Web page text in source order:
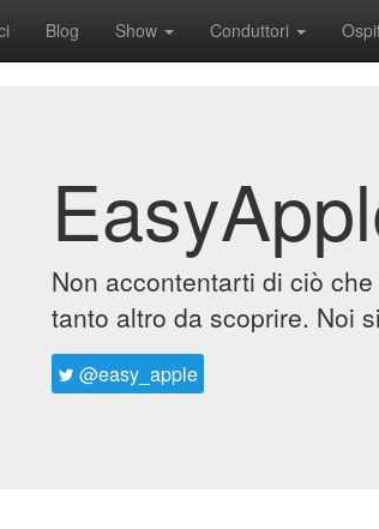
Blog Show Conduttori
Non accontentarti di ciò
tanto altro da scoprire. Noi
@easy_apple